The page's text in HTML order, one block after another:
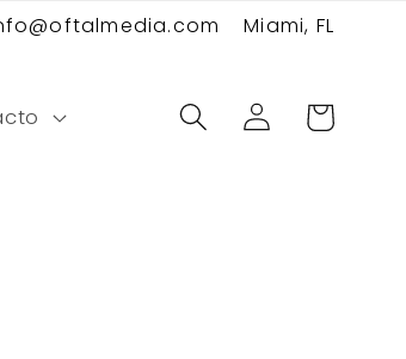
Miami, FL
Iniciar
sesión
Carrito